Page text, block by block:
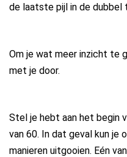
de laatste pijl in de dubbel
Om je wat meer inzicht te
met je door.
Stel je hebt aan het begin
van 60. In dat geval kun je
manieren uitgooien. Eén